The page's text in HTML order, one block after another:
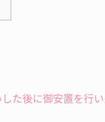
た後に御安置を行